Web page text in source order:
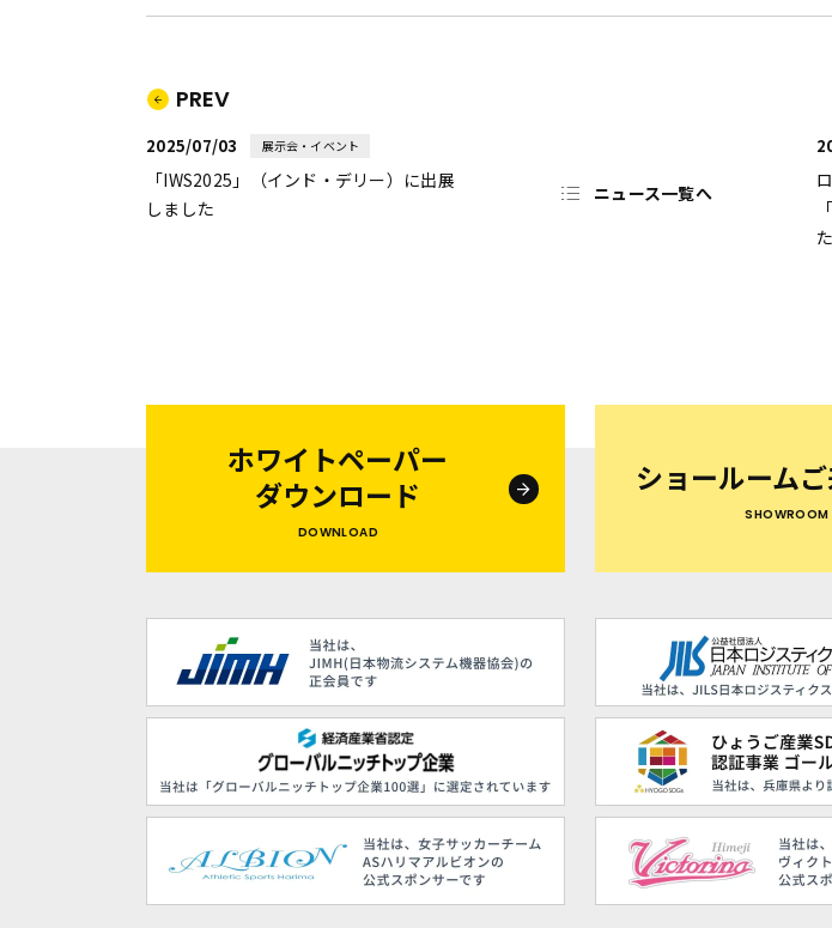
PREV
2025/07/03 展示会・イベント
「IWS2025」（インド・デリー）に出展
しました
た
ニュース一覧へ
ホワイトペーパー
ダウンロード
DOWNLOAD
ショールーム
SHOWROOM